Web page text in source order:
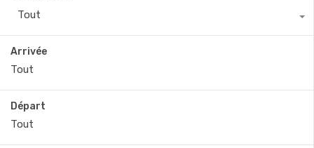
Tout
Arrivée
Départ